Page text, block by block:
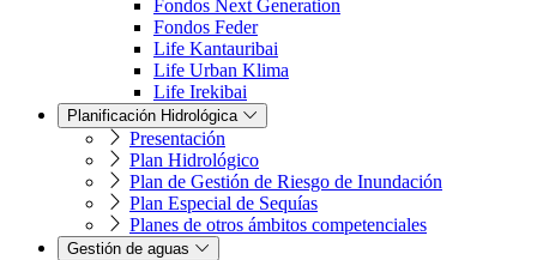
Fondos Next Generation
Fondos Feder
Life Kantauribai
Life Urban Klima
Life Irekibai
Planificación Hidrológica
Presentación
Plan Hidrológico
Plan de Gestión de Riesgo de Inundación
Plan Especial de Sequías
Planes de otros ámbitos competenciales
Gestión de aguas